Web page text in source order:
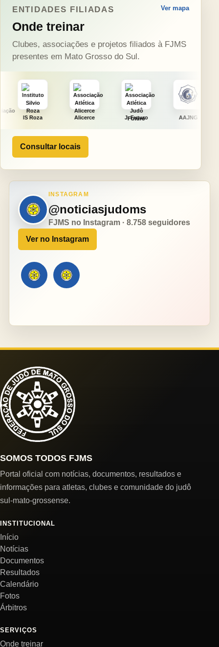
ENTIDADES FILIADAS
Onde treinar
Ver mapa
Clubes, associações e projetos filiados à FJMS
presentes em Mato Grosso do Sul.
Alicerce J. Futuro AAJNG TSURU
Consultar locais
INSTAGRAM
@noticiasjudoms
FJMS no Instagram · 8.758 seguidores
Ver no Instagram
SOMOS TODOS FJMS
Portal oficial com notícias, documentos, resultados e
informações para atletas, clubes e comunidade do judô
sul-mato-grossense.
INSTITUCIONAL
Início
Notícias
Documentos
Resultados
Calendário
Fotos
Árbitros
SERVIÇOS
Onde treinar